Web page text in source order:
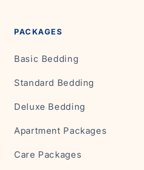
PACKAGES
Basic Bedding
Standard Bedding
Deluxe Bedding
Apartment Packages
Care Packages